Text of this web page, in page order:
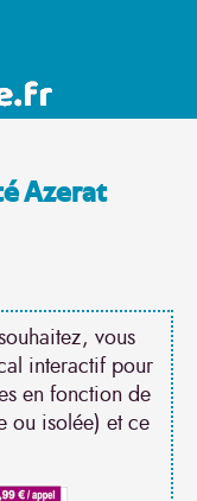
Azerat
vous
interactif pour
en fonction de
ou isolée) et ce